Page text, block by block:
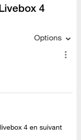
4
Options
4 en suivant